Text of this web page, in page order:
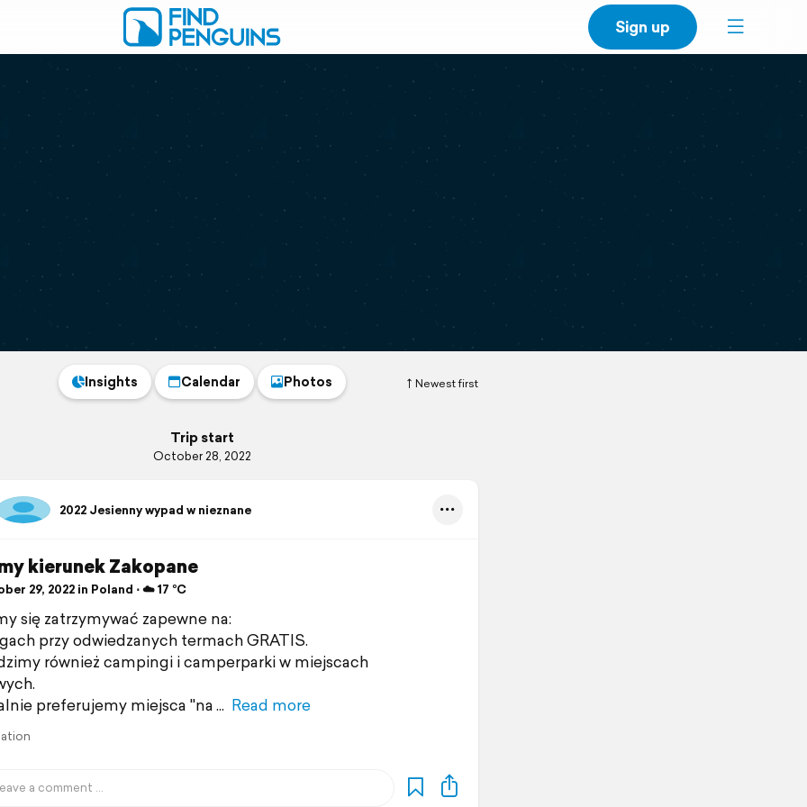
Sign up
Newest first
Insights Calendar Photos
Trip start
October 28, 2022
2022 Jesienny wypad w nieznane
kierunek Zakopane
29, 2022 in Poland ⋅ ☁️ 17 °C
się zatrzymywać zapewne na:
przy odwiedzanych termach GRATIS.
również campingi i camperparki w miejscach
preferujemy miejsca "na
Read more